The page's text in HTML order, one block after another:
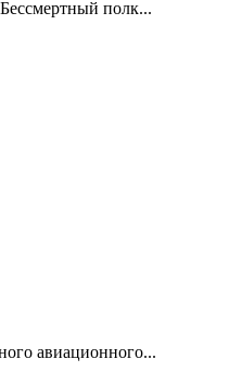
полк...
авиационного...